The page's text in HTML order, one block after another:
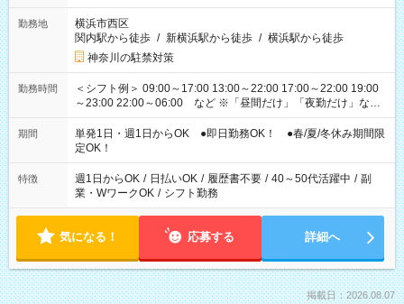
勤務地
横浜市西区
関内駅から徒歩 / 新横浜駅から徒歩 / 横浜駅から徒歩
神奈川の駐禁対策
勤務時間
＜シフト例＞ 09:00～17:00 13:00～22:00 17:00～22:00 19:00
～23:00 22:00～06:00 など ※「昼間だけ」「夜勤だけ」など
の希望OK
期間
単発1日・週1日からOK ●即日勤務OK！ ●春/夏/冬休み期間限
定OK！
特徴 週1日からOK / 日払いOK / 履歴書不要 / 40～50代活躍中 / 副
業・WワークOK / シフト勤務
気になる！ 応募する 詳細へ
掲載日：2026.08.07